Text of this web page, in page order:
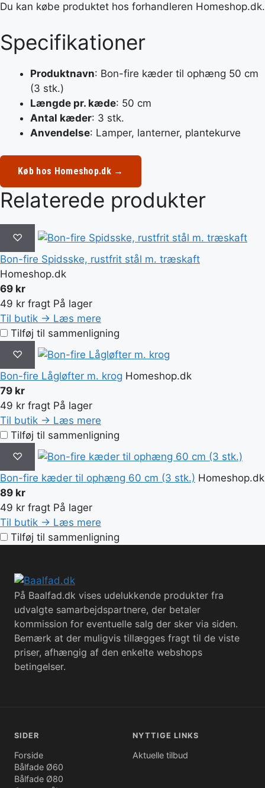
Du kan købe produktet hos forhandleren Homeshop.dk.
Specifikationer
Produktnavn: Bon-fire kæder til ophæng 50 cm
(3 stk.)
Længde pr. kæde: 50 cm
Antal kæder: 3 stk.
Anvendelse: Lamper, lanterner, plantekurve
Køb hos Homeshop.dk →
Relaterede produkter
♡
Bon-fire Spidsske, rustfrit stål m. træskaft
Homeshop.dk
69 kr
49 kr fragt På lager
Til butik → Læs mere
Tilføj til sammenligning
♡
Bon-fire Lågløfter m. krog Homeshop.dk
79 kr
49 kr fragt På lager
Til butik → Læs mere
Tilføj til sammenligning
♡
Bon-fire kæder til ophæng 60 cm (3 stk.) Homeshop.dk
89 kr
49 kr fragt På lager
Til butik → Læs mere
Tilføj til sammenligning
På Baalfad.dk vises udelukkende produkter fra
udvalgte samarbejdspartnere, der betaler
kommission for eventuelle salg der sker via siden.
Bemærk at der muligvis tillægges fragt til de viste
priser, afhængig af den enkelte webshops
betingelser.
SIDER
Forside
Bålfade Ø60
Bålfade Ø80
NYTTIGE LINKS
Aktuelle tilbud